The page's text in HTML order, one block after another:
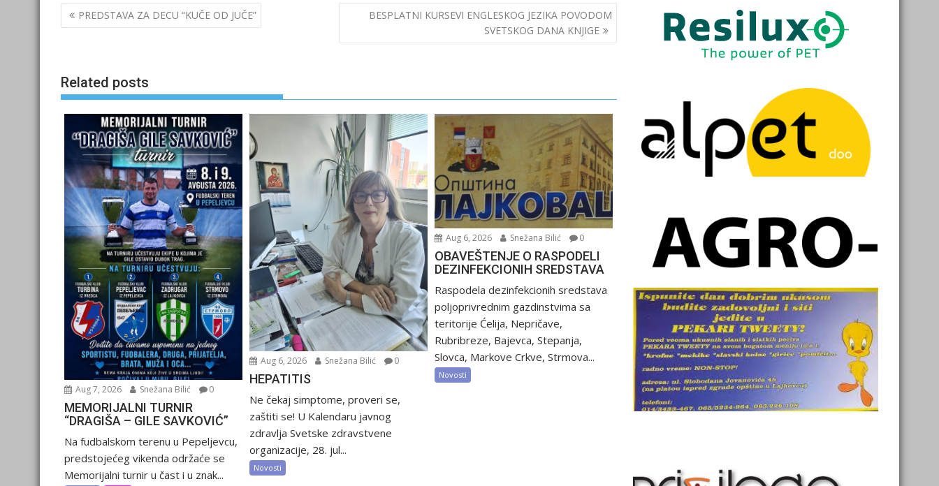
Post
navigation
PREDSTAVA ZA DECU “KUČE OD JUČE”
BESPLATNI KURSEVI ENGLESKOG JEZIKA POVODOM
SVETSKOG DANA KNJIGE
Related posts
Aug 7, 2026 Snežana Bilić 0
MEMORIJALNI TURNIR
“DRAGIŠA – GILE SAVKOVIĆ”
Na fudbalskom terenu u Pepeljevcu,
predstojećeg vikenda održaće se
Memorijalni turnir u čast i u znak...
Aug 6, 2026 Snežana Bilić 0
HEPATITIS
Ne čekaj simptome, proveri se,
zaštiti se! U Kalendaru javnog
zdravlja Svetske zdravstvene
organizacije, 28. jul...
Novosti
Aug 6, 2026 Snežana Bilić 0
OBAVEŠTENJE O RASPODELI
DEZINFEKCIONIH SREDSTAVA
Raspodela dezinfekcionih sredstava
poljoprivrednim gazdinstvima sa
teritorije Ćelija, Nepričave,
Rubribreze, Bajevca, Stepanja,
Slovca, Markove Crkve, Strmova...
Novosti